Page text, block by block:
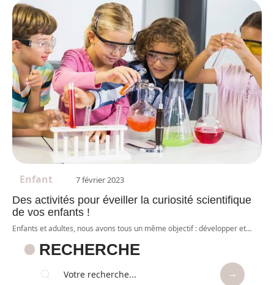
Enfant 7 février 2023
Des activités pour éveiller la curiosité scientifique
de vos enfants !
Enfants et adultes, nous avons tous un même objectif : développer et…
RECHERCHE